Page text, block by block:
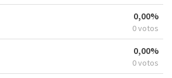
0,00%
0 votos
0,00%
0 votos